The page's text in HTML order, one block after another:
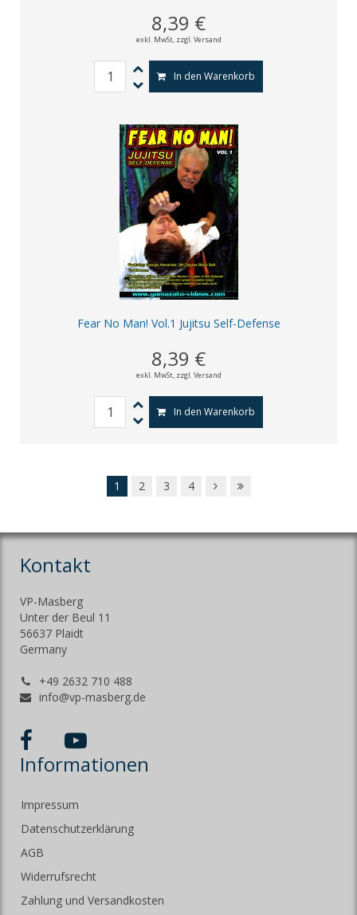
8,39 €
exkl. MwSt, zzgl. Versand
In den Warenkorb
Fear No Man! Vol.1 Jujitsu Self-Defense
8,39 €
exkl. MwSt, zzgl. Versand
In den Warenkorb
1 2 3 4
Kontakt
VP-Masberg
Unter der Beul 11
56637 Plaidt
Germany
+49 2632 710 488
info@vp-masberg.de
Informationen
Impressum
Datenschutzerklärung
AGB
Widerrufsrecht
Zahlung und Versandkosten